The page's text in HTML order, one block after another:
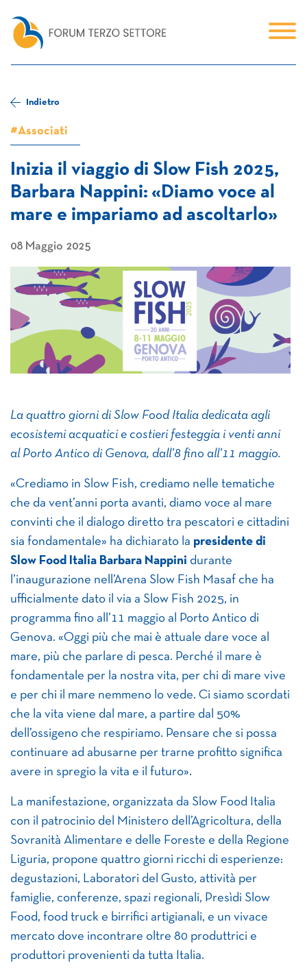
Indietro
#Associati
Inizia il viaggio di Slow Fish 2025,
Barbara Nappini: «Diamo voce al
mare e impariamo ad ascoltarlo»
08 Maggio 2025
La quattro giorni di Slow Food Italia dedicata agli
ecosistemi acquatici e costieri festeggia i venti anni
al Porto Antico di Genova, dall’8 fino all’11 maggio.
«Crediamo in Slow Fish, crediamo nelle tematiche
che da vent’anni porta avanti, diamo voce al mare
convinti che il dialogo diretto tra pescatori e cittadini
sia fondamentale» ha dichiarato la presidente di
Slow Food Italia Barbara Nappini durante
l’inaugurazione nell’Arena Slow Fish Masaf che ha
ufficialmente dato il via a Slow Fish 2025, in
programma fino all’11 maggio al Porto Antico di
Genova. «Oggi più che mai è attuale dare voce al
mare, più che parlare di pesca. Perché il mare è
fondamentale per la nostra vita, per chi di mare vive
e per chi il mare nemmeno lo vede. Ci siamo scordati
che la vita viene dal mare, a partire dal 50%
dell’ossigeno che respiriamo. Pensare che si possa
continuare ad abusarne per trarne profitto significa
avere in spregio la vita e il futuro».
La manifestazione, organizzata da Slow Food Italia
con il patrocinio del Ministero dell’Agricoltura, della
Sovranità Alimentare e delle Foreste e della Regione
Liguria, propone quattro giorni ricchi di esperienze:
degustazioni, Laboratori del Gusto, attività per
famiglie, conferenze, spazi regionali, Presìdi Slow
Food, food truck e birrifici artigianali, e un vivace
mercato dove incontrare oltre 80 produttrici e
produttori provenienti da tutta Italia.